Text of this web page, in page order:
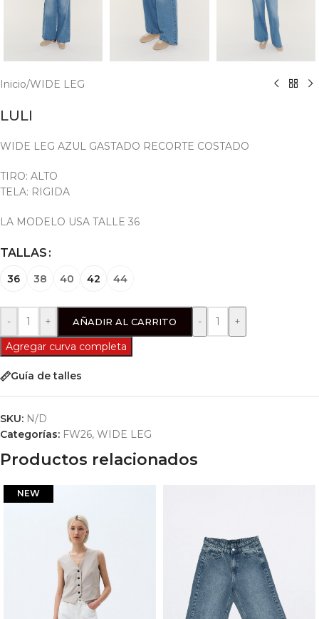
Inicio/WIDE LEG
LULI
WIDE LEG AZUL GASTADO RECORTE COSTADO
TIRO: ALTO
TELA: RIGIDA
LA MODELO USA TALLE 36
TALLAS
36 38 40 42 44
- + AÑADIR AL CARRITO
Agregar curva completa
Guía de talles
SKU: N/D
Categorías: FW26, WIDE LEG
Productos relacionados
NEW